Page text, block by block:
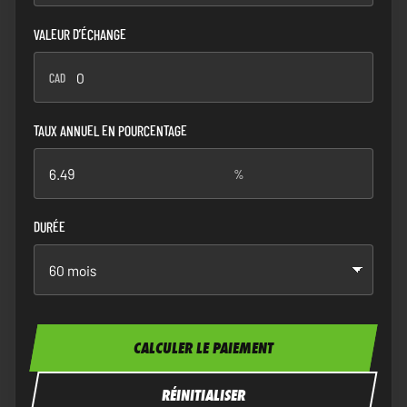
VALEUR D’ÉCHANGE
CAD
TAUX ANNUEL EN POURCENTAGE
%
DURÉE
CALCULER LE PAIEMENT
RÉINITIALISER